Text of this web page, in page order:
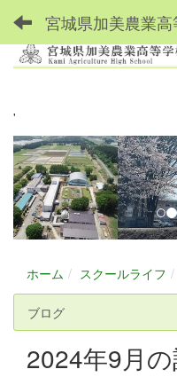
宮城県加美農業高
'
p
r
e
v
i
o
u
s
ホーム スクールライフ
ブログ
2024年9月